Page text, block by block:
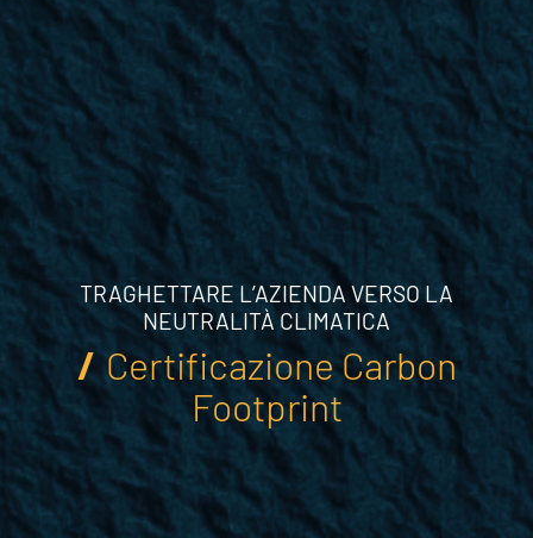
TRAGHETTARE L’AZIENDA VERSO LA
NEUTRALITÀ CLIMATICA
Certificazione Carbon
Footprint